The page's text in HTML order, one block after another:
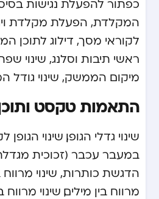
כפתור להפעלת נגישות
המקלדת, הפעלת מקלדת
לקוראי מסך, דילוג לתוכן
ראשי תיבות וסלנג, שינוי
מיקום הממשק, שינוי גודל
התאמות טקסט
שינוי גדלי הגופן, שינוי
במעבר עכבר (זכוכית
הדגשת כותרות, שינוי מרווח
מרווח בין מילים, שינוי מרווח